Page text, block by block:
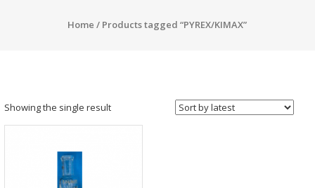
Home / Products tagged “PYREX/KIMAX”
Showing the single result